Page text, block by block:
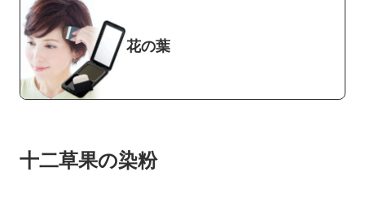
花の葉
十二草果の染粉